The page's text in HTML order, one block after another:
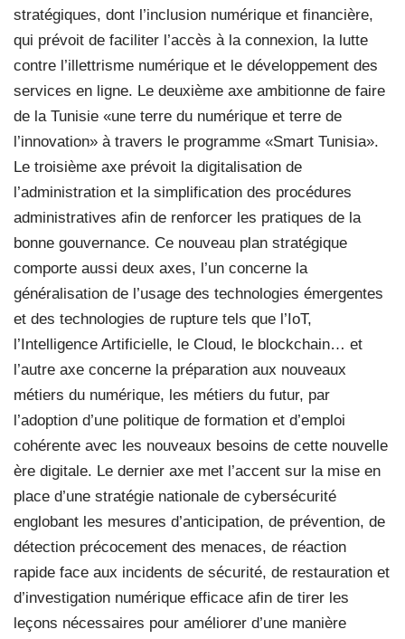
stratégiques, dont l’inclusion numérique et financière,
qui prévoit de faciliter l’accès à la connexion, la lutte
contre l’illettrisme numérique et le développement des
services en ligne. Le deuxième axe ambitionne de faire
de la Tunisie «une terre du numérique et terre de
l’innovation» à travers le programme «Smart Tunisia».
Le troisième axe prévoit la digitalisation de
l’administration et la simplification des procédures
administratives afin de renforcer les pratiques de la
bonne gouvernance. Ce nouveau plan stratégique
comporte aussi deux axes, l’un concerne la
généralisation de l’usage des technologies émergentes
et des technologies de rupture tels que l’IoT,
l’Intelligence Artificielle, le Cloud, le blockchain… et
l’autre axe concerne la préparation aux nouveaux
métiers du numérique, les métiers du futur, par
l’adoption d’une politique de formation et d’emploi
cohérente avec les nouveaux besoins de cette nouvelle
ère digitale. Le dernier axe met l’accent sur la mise en
place d’une stratégie nationale de cybersécurité
englobant les mesures d’anticipation, de prévention, de
détection précocement des menaces, de réaction
rapide face aux incidents de sécurité, de restauration et
d’investigation numérique efficace afin de tirer les
leçons nécessaires pour améliorer d’une manière